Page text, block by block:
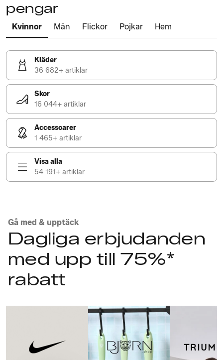
pengar
Kvinnor Män Flickor Pojkar Hem
Kläder
36 682+ artiklar
Skor
16 044+ artiklar
Accessoarer
1 465+ artiklar
Visa alla
54 191+ artiklar
Gå med & upptäck
Dagliga erbjudanden
med upp till 75%*
rabatt